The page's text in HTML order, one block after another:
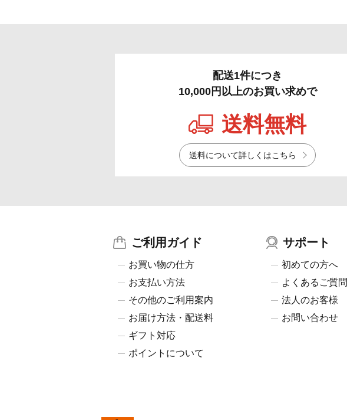
配送1件につき
10,000円以上のお買い求めで
送料無料
送料について詳しくはこちら
ご利用ガイド
お買い物の仕方
お支払い方法
その他のご利用案内
お届け方法・配送料
ギフト対応
ポイントについて
サポート
初めての方へ
よくあるご質問
法人のお客様
お問い合わせ